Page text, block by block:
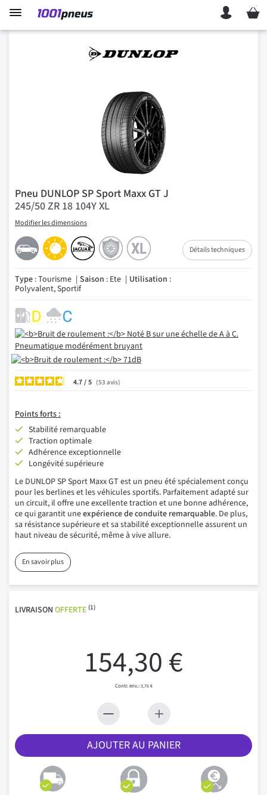
Mon
Pneu DUNLOP SP Sport Maxx GT J
245/50 ZR 18 104Y XL
Modifier les dimensions
Détails techniques
Type : Tourisme Saison : Ete Utilisation :
Polyvalent, Sportif
4.7/ 53 avis
Points forts :
Stabilité remarquable
Traction optimale
Adhérence exceptionnelle
Longévité supérieure
Le DUNLOP SP Sport Maxx GT est un pneu été spécialement conçu
pour les berlines et les véhicules sportifs. Parfaitement adapté sur
un circuit, il offre une excellente traction et une bonne adhérence,
ce qui garantit uneexpérience de conduite remarquable. De plus,
sa résistance supérieure et sa stabilité exceptionnelle assurent un
haut niveau de sécurité, même à vive allure.
En savoir plus
LIVRAISON OFFERTE (1)
154,30 €
3,76 €
AJOUTER AU PANIER